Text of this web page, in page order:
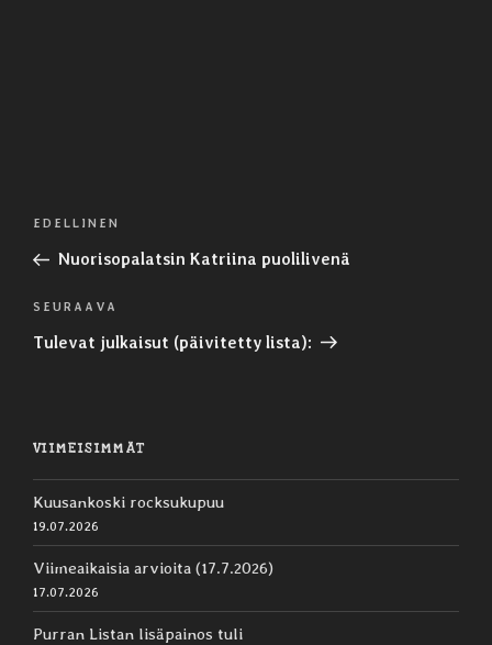
Artikkelien
Edellinen
artikkeli
EDELLINEN
Nuorisopalatsin Katriina puolilivenä
Seuraava
artikkeli
SEURAAVA
Tulevat julkaisut (päivitetty lista):
VIIMEISIMMÄT
Kuusankoski rocksukupuu
19.07.2026
Viimeaikaisia arvioita (17.7.2026)
17.07.2026
Purran Listan lisäpainos tuli